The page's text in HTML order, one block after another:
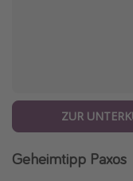
ZUR
Geheimtipp Paxos